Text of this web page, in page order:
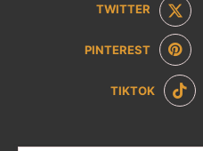
TWITTER
PINTEREST
TIKTOK